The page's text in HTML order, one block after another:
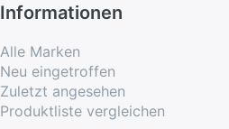
Informationen
Alle Marken
Neu eingetroffen
Zuletzt angesehen
Produktliste vergleichen